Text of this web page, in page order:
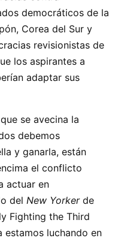
democráticos de la
Corea del Sur y
revisionistas de
los aspirantes a
adaptar sus
se avecina la
debemos
y ganarla, están
el conflicto
actuar en
del New Yorkerde
Fighting the Third
estamos luchando en